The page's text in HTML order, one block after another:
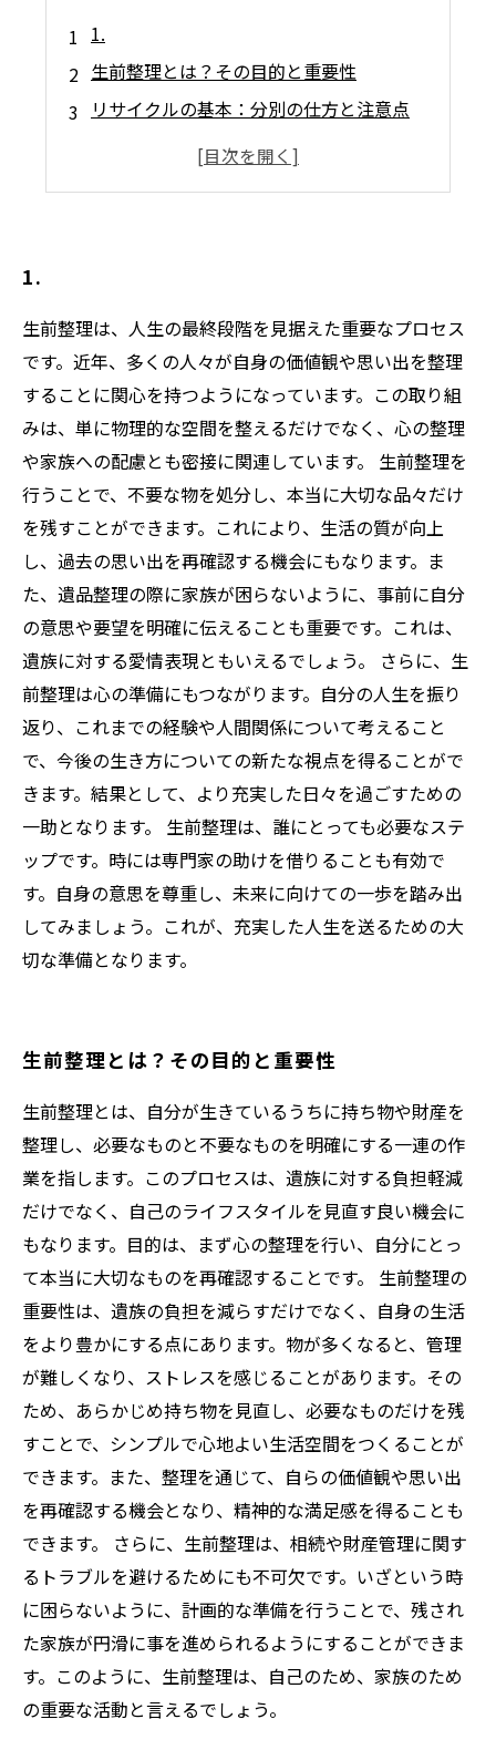
1.
生前整理とは？その目的と重要性
リサイクルの基本：分別の仕方と注意点
不要品をエコに再利用するアイデア
1.
生前整理は、人生の最終段階を見据えた重要なプロセス
です。近年、多くの人々が自身の価値観や思い出を整理
することに関心を持つようになっています。この取り組
みは、単に物理的な空間を整えるだけでなく、心の整理
や家族への配慮とも密接に関連しています。 生前整理を
行うことで、不要な物を処分し、本当に大切な品々だけ
を残すことができます。これにより、生活の質が向上
し、過去の思い出を再確認する機会にもなります。ま
た、遺品整理の際に家族が困らないように、事前に自分
の意思や要望を明確に伝えることも重要です。これは、
遺族に対する愛情表現ともいえるでしょう。 さらに、生
前整理は心の準備にもつながります。自分の人生を振り
返り、これまでの経験や人間関係について考えること
で、今後の生き方についての新たな視点を得ることがで
きます。結果として、より充実した日々を過ごすための
一助となります。 生前整理は、誰にとっても必要なステ
ップです。時には専門家の助けを借りることも有効で
す。自身の意思を尊重し、未来に向けての一歩を踏み出
してみましょう。これが、充実した人生を送るための大
切な準備となります。
生前整理とは？その目的と重要性
生前整理とは、自分が生きているうちに持ち物や財産を
整理し、必要なものと不要なものを明確にする一連の作
業を指します。このプロセスは、遺族に対する負担軽減
だけでなく、自己のライフスタイルを見直す良い機会に
もなります。目的は、まず心の整理を行い、自分にとっ
て本当に大切なものを再確認することです。 生前整理の
重要性は、遺族の負担を減らすだけでなく、自身の生活
をより豊かにする点にあります。物が多くなると、管理
が難しくなり、ストレスを感じることがあります。その
ため、あらかじめ持ち物を見直し、必要なものだけを残
すことで、シンプルで心地よい生活空間をつくることが
できます。また、整理を通じて、自らの価値観や思い出
を再確認する機会となり、精神的な満足感を得ることも
できます。 さらに、生前整理は、相続や財産管理に関す
るトラブルを避けるためにも不可欠です。いざという時
に困らないように、計画的な準備を行うことで、残され
た家族が円滑に事を進められるようにすることができま
す。このように、生前整理は、自己のため、家族のため
の重要な活動と言えるでしょう。